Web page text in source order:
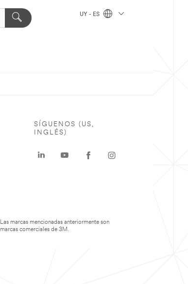
UY - ES
SÍGUENOS (US,
INGLÉS)
Las marcas mencionadas anteriormente son
marcas comerciales de 3M.